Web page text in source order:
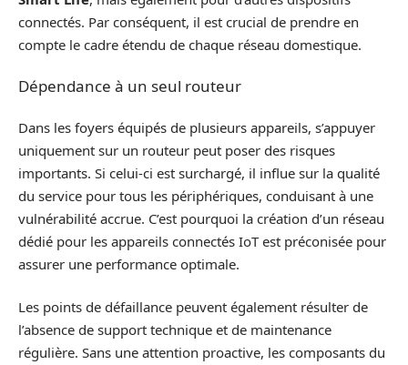
connectés. Par conséquent, il est crucial de prendre en
compte le cadre étendu de chaque réseau domestique.
Dépendance à un seul routeur
Dans les foyers équipés de plusieurs appareils, s’appuyer
uniquement sur un routeur peut poser des risques
importants. Si celui-ci est surchargé, il influe sur la qualité
du service pour tous les périphériques, conduisant à une
vulnérabilité accrue. C’est pourquoi la création d’un réseau
dédié pour les appareils connectés IoT est préconisée pour
assurer une performance optimale.
Les points de défaillance peuvent également résulter de
l’absence de support technique et de maintenance
régulière. Sans une attention proactive, les composants du